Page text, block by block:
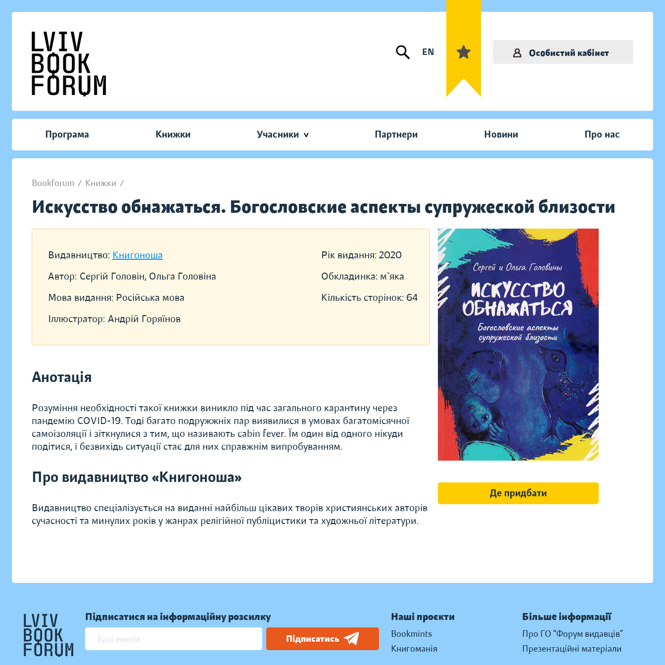
EN Особистий кабінет
Програма Книжки Учасники Партнери Новини Про нас
Bookforum / Книжки /
Искусство обнажаться. Богословские аспекты супружеской близости
Видавництво: Книгоноша
Автор: Сергій Головін, Ольга Головіна
Мова видання: Російська мова
Іллюстратор: Андрій Горяїнов
Рік видання: 2020
Обкладинка: м'яка
Кількість сторінок: 64
Анотація
Розуміння необхідності такої книжки виникло під час загального карантину через
пандемію COVID-19. Тоді багато подружжніх пар виявилися в умовах багатомісячної
самоізоляції і зіткнулися з тим, що називають cabin fever. Їм один від одного нікуди
подітися, і безвихідь ситуації стає для них справжнім випробуванням.
Про видавництво «Книгоноша»
Видавництво спеціалізується на виданні найбільш цікавих творів християнських авторів
сучасності та минулих років у жанрах релігійної публіцистики та художньої літератури.
Де придбати
Підписатися на інформаційну розсилку
Підписатись
Наші проєкти
Bookmints
Книгоманія
Більше інформації
Про ГО “Форум видавців”
Презентаційні матеріали